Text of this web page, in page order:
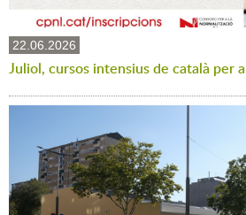
22.06.2026
Juliol, cursos intensius de català per